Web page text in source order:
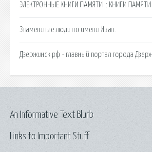
ЭЛЕКТРОННЫЕ КНИГИ ПАМЯТИ :: КНИГИ ПАМЯТИ
Знаменитые люди по имени Иван.
Дзержинск рф - главный портал города
Links to Important Stuff
An Informative Text Blurb